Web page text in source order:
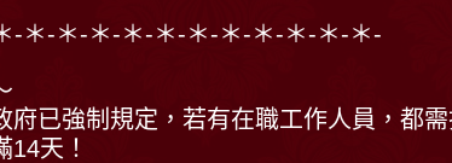
-＊-＊-＊-＊-＊-＊-＊-＊-＊-＊-＊-
府已強制規定，若有在職工作人員，都
14天！